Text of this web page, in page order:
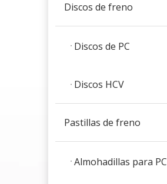
Discos de freno
Discos de PC
Discos HCV
Pastillas de freno
Almohadillas para PC